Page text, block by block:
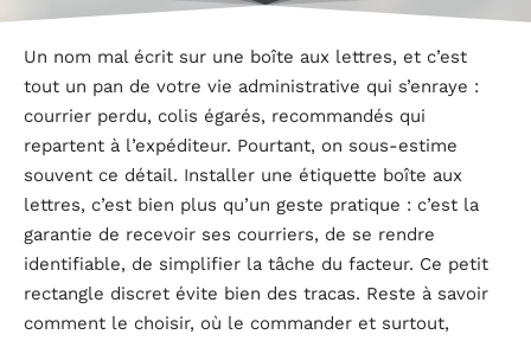
Un nom mal écrit sur une boîte aux lettres, et c’est
tout un pan de votre vie administrative qui s’enraye :
courrier perdu, colis égarés, recommandés qui
repartent à l’expéditeur. Pourtant, on sous-estime
souvent ce détail. Installer une étiquette boîte aux
lettres, c’est bien plus qu’un geste pratique : c’est la
garantie de recevoir ses courriers, de se rendre
identifiable, de simplifier la tâche du facteur. Ce petit
rectangle discret évite bien des tracas. Reste à savoir
comment le choisir, où le commander et surtout,